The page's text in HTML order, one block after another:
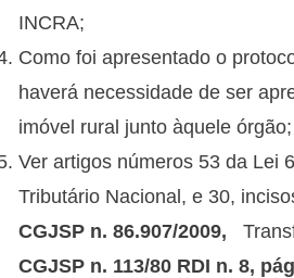
INCRA;
Como foi apresentado o
haverá necessidade de ser
imóvel rural junto àquele órgão;
Ver artigos números 53 da Lei
Tributário Nacional, e 30,
CGJSP n. 86.907/2009,
CGJSP n. 113/80 RDI n. 8,